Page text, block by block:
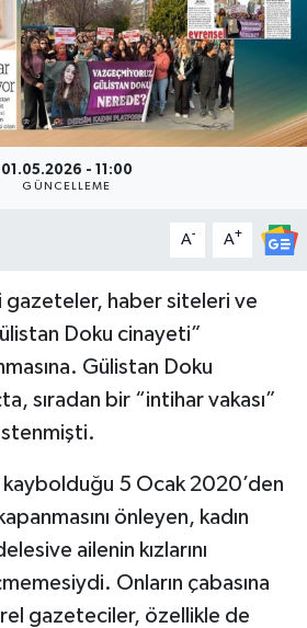
01.05.2026 - 11:00
GÜNCELLEME
A- A+
gazeteler, haber siteleri ve
Doku cinayeti”
Gülistan Doku
sıradan bir “intihar vakası”
kaybolduğu 5 Ocak 2020’den
önleyen, kadın
ailenin kızlarını
Onların çabasına
gazeteciler, özellikle de